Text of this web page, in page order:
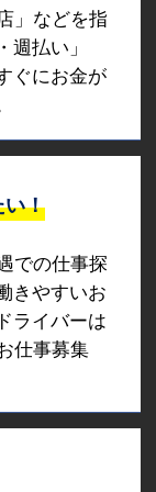
」などを指
払い」
ぐにお金が
い！
での仕事探
きやすいお
ライバーは
仕事募集